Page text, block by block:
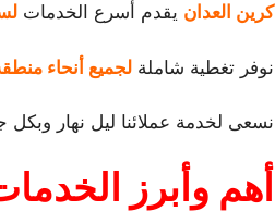
كرين العدان يقدم أسرع الخدمات
نوفر تغطية شاملة لجميع أنحاء
نسعى لخدمة عملائنا ليل نهار وبكل
أهم وأبرز